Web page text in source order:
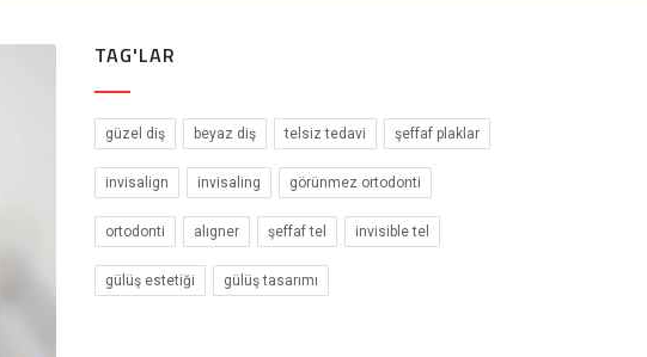
TAG'LAR
güzel diş beyaz diş telsiz tedavi şeffaf plaklar
invisalign invisaling görünmez ortodonti
ortodonti alıgner şeffaf tel invisible tel
gülüş estetiği gülüş tasarımı